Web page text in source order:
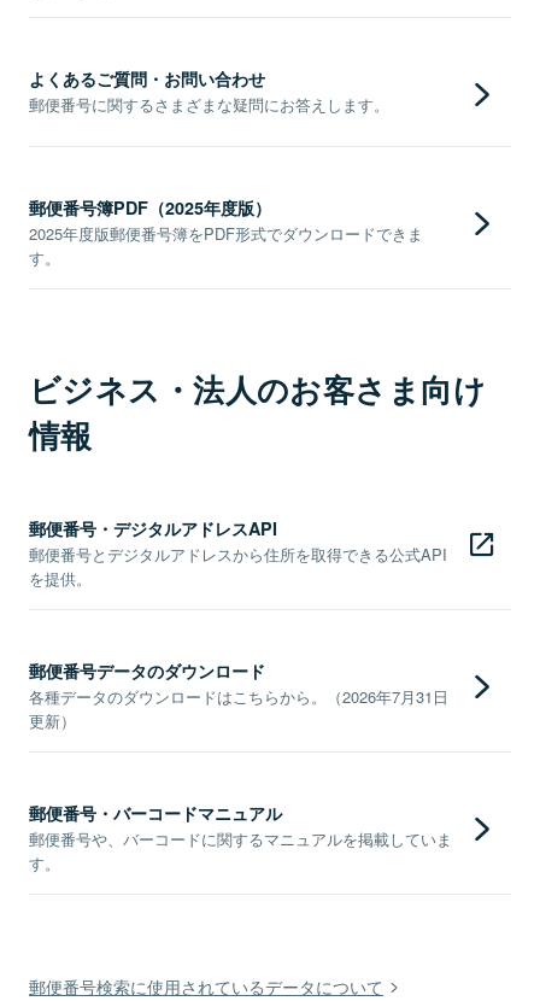
よくあるご質問・お問い合わせ
郵便番号に関するさまざまな疑問にお答えします。
郵便番号簿PDF（2025年度版）
2025年度版郵便番号簿をPDF形式でダウンロードできま
す。
ビジネス・法人のお客さま向け
情報
郵便番号・デジタルアドレスAPI
郵便番号とデジタルアドレスから住所を取得できる公式API
を提供。
郵便番号データのダウンロード
各種データのダウンロードはこちらから。（2026年7月31日
更新）
郵便番号・バーコードマニュアル
郵便番号や、バーコードに関するマニュアルを掲載していま
す。
郵便番号検索に使用されているデータについて